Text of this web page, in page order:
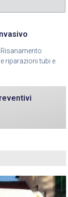
riparazioni tubi e